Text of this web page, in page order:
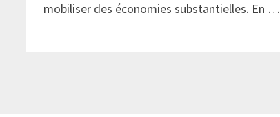
mobiliser des économies substantielles. En …